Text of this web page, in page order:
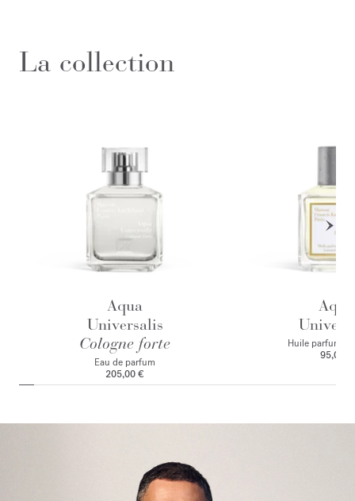
La collection
Aqua
Universalis
Cologne forte
Eau de parfum
205,00 €
Aqua
Huile
95,00 €